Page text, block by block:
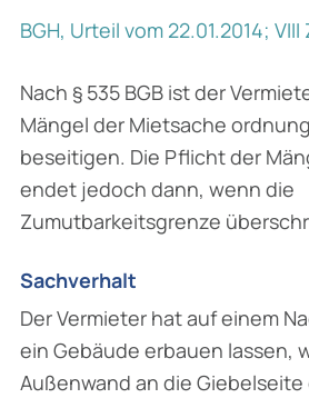
BGH, Urteil vom 22.01.2014; VIII
Nach § 535 BGB ist der
Mängel der Mietsache
beseitigen. Die Pflicht der
endet jedoch dann, wenn die
Zumutbarkeitsgrenze
Sachverhalt
Der Vermieter hat auf einem
ein Gebäude erbauen lassen,
Außenwand an die